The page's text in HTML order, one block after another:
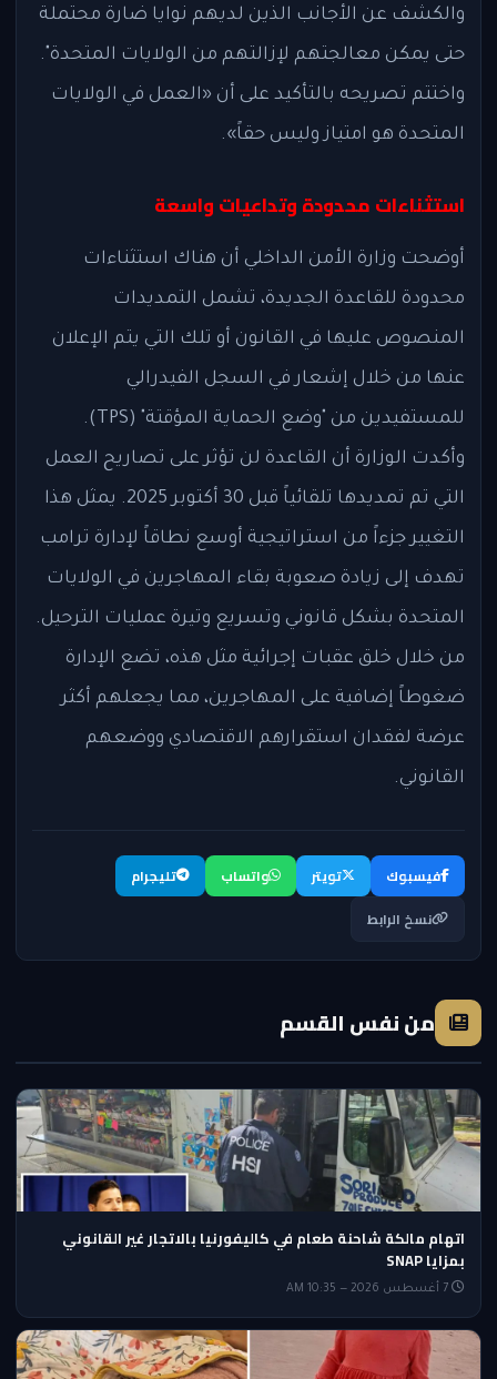
والكشف عن الأجانب الذين لديهم نوايا ضارة محتملة
حتى يمكن معالجتهم لإزالتهم من الولايات المتحدة".
واختتم تصريحه بالتأكيد على أن «العمل في الولايات
المتحدة هو امتياز وليس حقاً».
استثناءات محدودة وتداعيات واسعة
أوضحت وزارة الأمن الداخلي أن هناك استثناءات
محدودة للقاعدة الجديدة، تشمل التمديدات
المنصوص عليها في القانون أو تلك التي يتم الإعلان
عنها من خلال إشعار في السجل الفيدرالي
للمستفيدين من "وضع الحماية المؤقتة" (TPS).
وأكدت الوزارة أن القاعدة لن تؤثر على تصاريح العمل
التي تم تمديدها تلقائياً قبل 30 أكتوبر 2025. يمثل هذا
التغيير جزءاً من استراتيجية أوسع نطاقاً لإدارة ترامب
تهدف إلى زيادة صعوبة بقاء المهاجرين في الولايات
المتحدة بشكل قانوني وتسريع وتيرة عمليات الترحيل.
من خلال خلق عقبات إجرائية مثل هذه، تضع الإدارة
ضغوطاً إضافية على المهاجرين، مما يجعلهم أكثر
عرضة لفقدان استقرارهم الاقتصادي ووضعهم
القانوني.
فيسبوك تويتر واتساب
تليجرام
نسخ الرابط
من نفس القسم
اتهام مالكة شاحنة طعام في كاليفورنيا بالاتجار غير القانوني
بمزايا SNAP